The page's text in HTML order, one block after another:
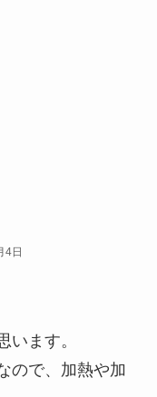
4日
います。
ので、加熱や加